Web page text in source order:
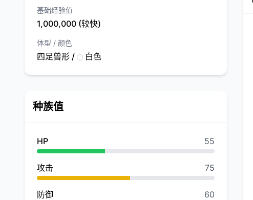
基础经验值
1,000,000 (较快)
体型 / 颜色
四足兽形 / 白色
种族值
HP 55
攻击 75
防御 60